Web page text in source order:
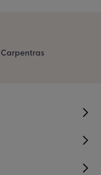
Carpentras